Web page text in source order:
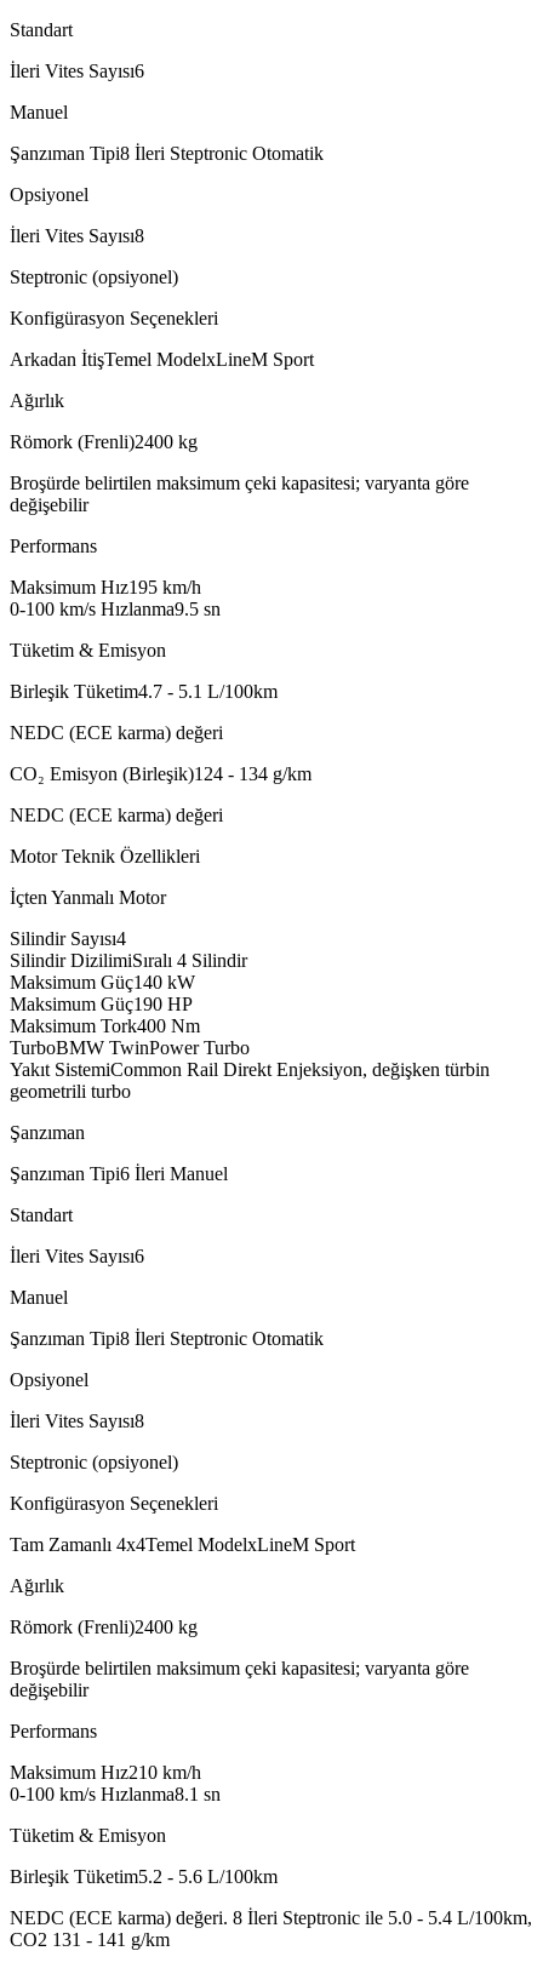
Standart
İleri Vites Sayısı6
Manuel
Şanzıman Tipi8 İleri Steptronic Otomatik
Opsiyonel
İleri Vites Sayısı8
Steptronic (opsiyonel)
Konfigürasyon Seçenekleri
Arkadan İtişTemel ModelxLineM Sport
Ağırlık
Römork (Frenli)2400 kg
Broşürde belirtilen maksimum çeki kapasitesi; varyanta göre
değişebilir
Performans
Maksimum Hız195 km/h
0-100 km/s Hızlanma9.5 sn
Tüketim & Emisyon
Birleşik Tüketim4.7 - 5.1 L/100km
NEDC (ECE karma) değeri
CO₂ Emisyon (Birleşik)124 - 134 g/km
NEDC (ECE karma) değeri
Motor Teknik Özellikleri
İçten Yanmalı Motor
Silindir Sayısı4
Silindir DizilimiSıralı 4 Silindir
Maksimum Güç140 kW
Maksimum Güç190 HP
Maksimum Tork400 Nm
TurboBMW TwinPower Turbo
Yakıt SistemiCommon Rail Direkt Enjeksiyon, değişken türbin
geometrili turbo
Şanzıman
Şanzıman Tipi6 İleri Manuel
Standart
İleri Vites Sayısı6
Manuel
Şanzıman Tipi8 İleri Steptronic Otomatik
Opsiyonel
İleri Vites Sayısı8
Steptronic (opsiyonel)
Konfigürasyon Seçenekleri
Tam Zamanlı 4x4Temel ModelxLineM Sport
Ağırlık
Römork (Frenli)2400 kg
Broşürde belirtilen maksimum çeki kapasitesi; varyanta göre
değişebilir
Performans
Maksimum Hız210 km/h
0-100 km/s Hızlanma8.1 sn
Tüketim & Emisyon
Birleşik Tüketim5.2 - 5.6 L/100km
NEDC (ECE karma) değeri. 8 İleri Steptronic ile 5.0 - 5.4 L/100km,
CO2 131 - 141 g/km